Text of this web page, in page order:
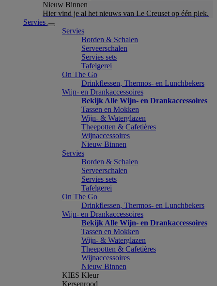
Nieuw Binnen
Hier vind je al het nieuws van Le Creuset op één plek.
Servies
Servies
Borden & Schalen
Serveerschalen
Servies sets
Tafelgerei
On The Go
Drinkflessen, Thermos- en Lunchbekers
Wijn- en Drankaccessoires
Bekijk Alle Wijn- en Drankaccessoires
Tassen en Mokken
Wijn- & Waterglazen
Theepotten & Cafetières
Wijnaccessoires
Nieuw Binnen
Servies
Borden & Schalen
Serveerschalen
Servies sets
Tafelgerei
On The Go
Drinkflessen, Thermos- en Lunchbekers
Wijn- en Drankaccessoires
Bekijk Alle Wijn- en Drankaccessoires
Tassen en Mokken
Wijn- & Waterglazen
Theepotten & Cafetières
Wijnaccessoires
Nieuw Binnen
KIES Kleur
Kersenrood